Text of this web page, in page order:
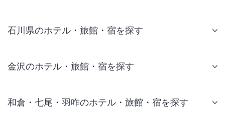
石川県のホテル・旅館・宿を探す
金沢のホテル・旅館・宿を探す
和倉・七尾・羽咋のホテル・旅館・宿を探す